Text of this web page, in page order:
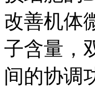
改善机体
子含量，
间的协调